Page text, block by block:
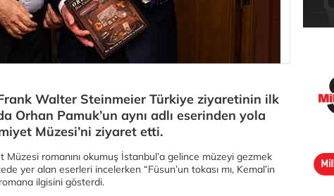
Walter Steinmeier Türkiye ziyaretinin ilk
Orhan Pamuk’un aynı adlı eserinden yola
Müzesi’ni ziyaret etti.
romanını okumuş İstanbul’a gelince müzeyi gezmek
yer alan eserleri incelerken “Füsun’un tokası mı, Kemal’in
ilgisini gösterdi.